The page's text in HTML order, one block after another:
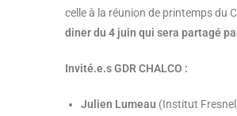
celle à la réunion de printemps du
diner du 4 juin qui sera partagé
Invité.e.s GDR CHALCO :
Julien Lumeau (Institut